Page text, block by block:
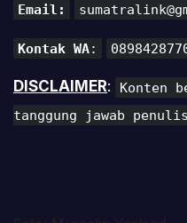
Email:
Kontak WA:
DISCLAIMER:
Konten
tanggung jawab